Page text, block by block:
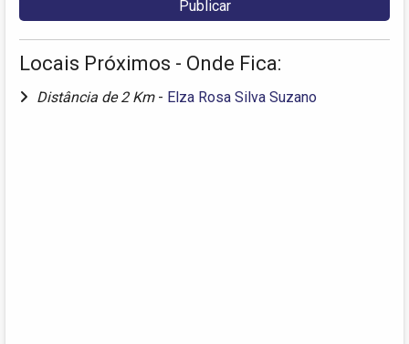
Locais Próximos - Onde Fica:
Distância de 2 Km - Elza Rosa Silva Suzano